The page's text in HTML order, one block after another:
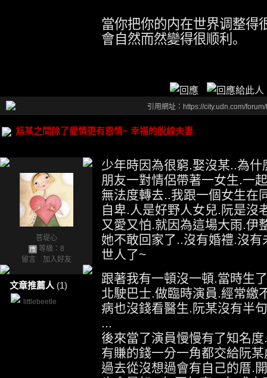
當你把你的内在世界调整得
會自然而然變得很顺利。
引用網址：https://city.udn.com/
尪某之間除了愛情更有恩情~ 幸福的脫線夫妻
菩堤心
等級：8
留言
加入好友
文章推薦人 (1)
littlebeetle
少年時因為很窮.娶沒某..為
朋友一對情侶帶著一女生.一
無法度轉去..我跟一個女生在
自卑.人是好野人女兒.阮是沒
又愛又怕.就因為這場大雨.伊
她不敢回家了..沒有婚禮.沒
世人了~
跟著我有一頓沒一頓.當時生
北駛巴士.做臨時演員.經常繳
病也沒錢看醫生.阮某沒有半
...
後來當了演員慢慢有了知名
有賺的錢一分一角都交給阮
過去從沒想過會有自己的厝.